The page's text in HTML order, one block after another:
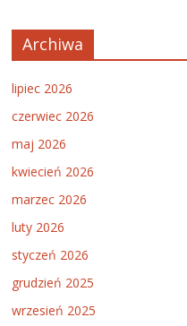
Archiwa
lipiec 2026
czerwiec 2026
maj 2026
kwiecień 2026
marzec 2026
luty 2026
styczeń 2026
grudzień 2025
wrzesień 2025